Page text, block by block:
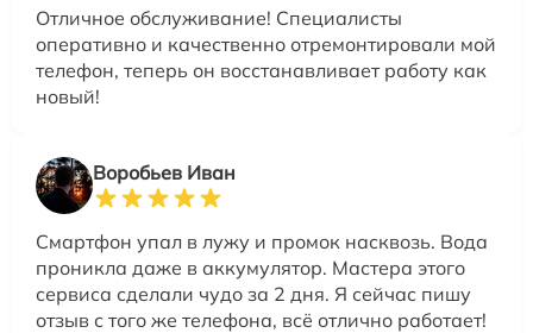
Отличное обслуживание! Специалисты
оперативно и качественно отремонтировали мой
телефон, теперь он восстанавливает работу как
новый!
Воробьев Иван
Смартфон упал в лужу и промок насквозь. Вода
проникла даже в аккумулятор. Мастера этого
сервиса сделали чудо за 2 дня. Я сейчас пишу
отзыв с того же телефона, всё отлично работает!